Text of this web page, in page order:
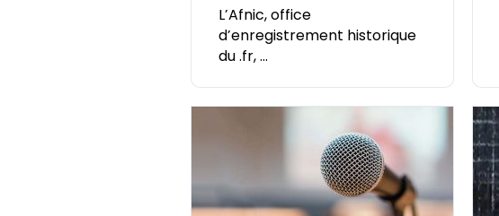
L’Afnic, office
d’enregistrement historique
du .fr, ...